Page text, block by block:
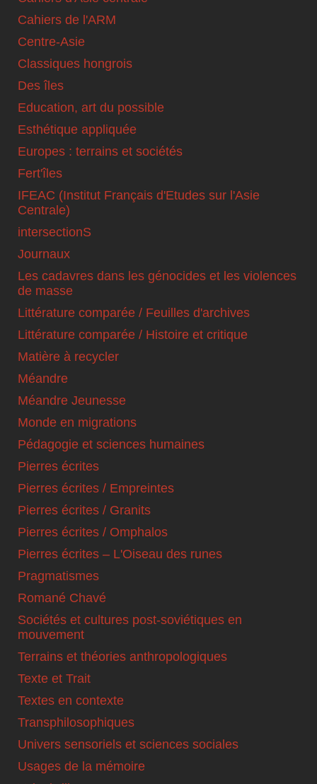
Cahiers de l'ARM
Centre-Asie
Classiques hongrois
Des îles
Education, art du possible
Esthétique appliquée
Europes : terrains et sociétés
Fert'îles
IFEAC (Institut Français d'Etudes sur l'Asie
Centrale)
intersectionS
Journaux
Les cadavres dans les génocides et les violences
de masse
Littérature comparée / Feuilles d'archives
Littérature comparée / Histoire et critique
Matière à recycler
Méandre
Méandre Jeunesse
Monde en migrations
Pédagogie et sciences humaines
Pierres écrites
Pierres écrites / Empreintes
Pierres écrites / Granits
Pierres écrites / Omphalos
Pierres écrites – L'Oiseau des runes
Pragmatismes
Romané Chavé
Sociétés et cultures post-soviétiques en
mouvement
Terrains et théories anthropologiques
Texte et Trait
Textes en contexte
Transphilosophiques
Univers sensoriels et sciences sociales
Usages de la mémoire